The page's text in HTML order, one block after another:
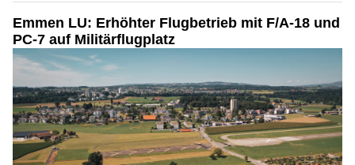
Emmen LU: Erhöhter Flugbetrieb mit F/A-18 und
PC-7 auf Militärflugplatz